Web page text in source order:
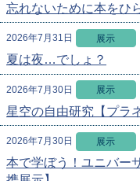
忘れないために本をひ
2026年7月31日 展示
夏は夜…でしょ？
2026年7月30日 展示
星空の自由研究【プラ
2026年7月30日 展示
本で学ぼう！ユニバー